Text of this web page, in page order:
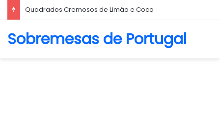
Quadrados Cremosos de Limão e Coco
Sobremesas de Portugal